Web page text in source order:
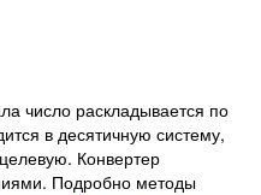
число раскладывается по
в десятичную систему,
Конвертер
Подробно методы